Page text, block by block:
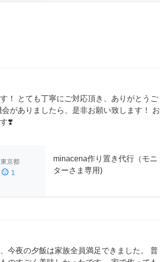
！ とても丁寧にご対応頂き、ありがとうご
がありましたら、是非お願い致します！ お
❣️
東京都
sentiment_dissatisfied 1
minacena作り置き代行（モニ
ターさま専用)
今夜の夕飯は家族全員満足できました。 普